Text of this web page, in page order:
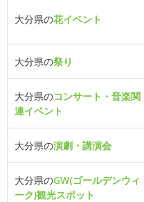
大分県の花イベント
大分県の祭り
大分県のコンサート・音楽関
連イベント
大分県の演劇・講演会
大分県のGW(ゴールデンウィ
ーク)観光スポット